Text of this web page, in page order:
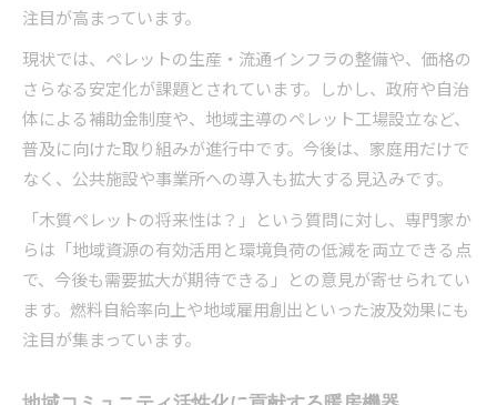
注目が高まっています。
現状では、ペレットの生産・流通インフラの整備や、価格の
さらなる安定化が課題とされています。しかし、政府や自治
体による補助金制度や、地域主導のペレット工場設立など、
普及に向けた取り組みが進行中です。今後は、家庭用だけで
なく、公共施設や事業所への導入も拡大する見込みです。
「木質ペレットの将来性は？」という質問に対し、専門家か
らは「地域資源の有効活用と環境負荷の低減を両立できる点
で、今後も需要拡大が期待できる」との意見が寄せられてい
ます。燃料自給率向上や地域雇用創出といった波及効果にも
注目が集まっています。